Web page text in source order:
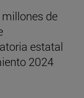
de
estatal
2024